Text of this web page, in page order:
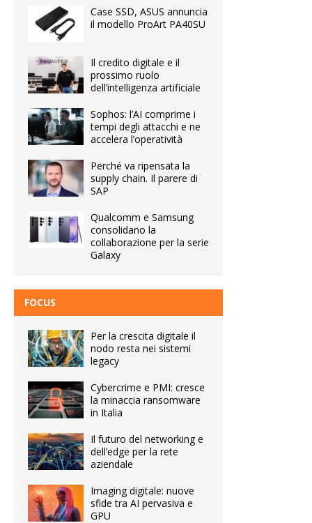
Case SSD, ASUS annuncia
il modello ProArt PA40SU
Il credito digitale e il
prossimo ruolo
dell’intelligenza artificiale
Sophos: l’AI comprime i
tempi degli attacchi e ne
accelera l’operatività
Perché va ripensata la
supply chain. Il parere di
SAP
Qualcomm e Samsung
consolidano la
collaborazione per la serie
Galaxy
FOCUS
Per la crescita digitale il
nodo resta nei sistemi
legacy
Cybercrime e PMI: cresce
la minaccia ransomware
in Italia
Il futuro del networking e
dell’edge per la rete
aziendale
Imaging digitale: nuove
sfide tra AI pervasiva e
GPU